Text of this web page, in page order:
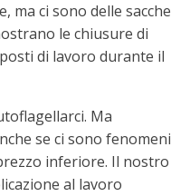
ma ci sono delle sacche
le chiusure di
di lavoro durante il
Ma
se ci sono fenomeni
inferiore. Il nostro
al lavoro